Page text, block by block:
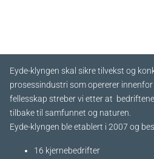
Eyde-klyngen skal sikre tilvekst og
prosessindustri som opererer
fellesskap streber vi etter at
tilbake til samfunnet og naturen.
Eyde-klyngen ble etablert i 2007 og
16 kjernebedrifter​